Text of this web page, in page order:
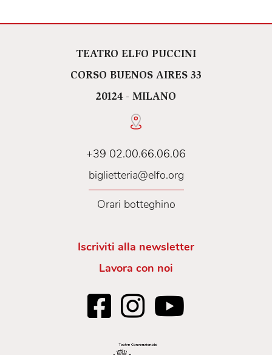
TEATRO ELFO PUCCINI
CORSO BUENOS AIRES 33
20124 - MILANO
+39 02.00.66.06.06
biglietteria@elfo.org
Orari botteghino
Iscriviti alla newsletter
Lavora con noi